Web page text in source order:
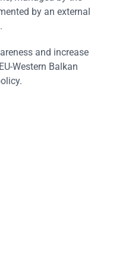
by an external
.
and increase
Western Balkan